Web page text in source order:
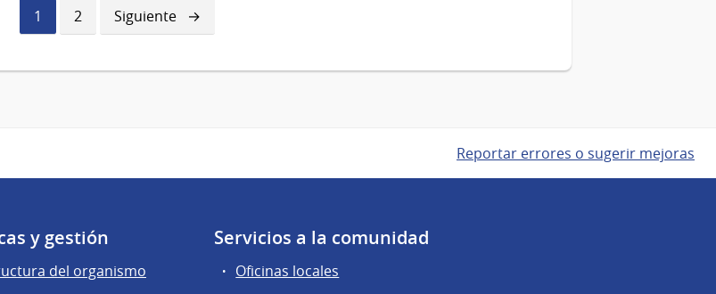
Página
actual
1 Página
2
Siguiente
página
Siguiente
Reportar errores o sugerir mejoras
y gestión
del organismo
Servicios a la comunidad
Oficinas locales